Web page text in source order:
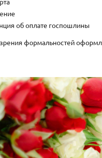
об оплате госпошлины
формальностей